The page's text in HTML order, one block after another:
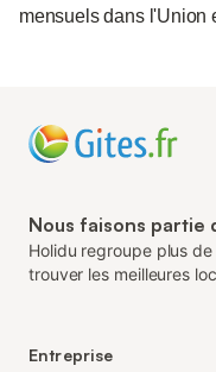
mensuels dans l'Union
Nous faisons partie
Holidu regroupe plus
trouver les meilleures
Entreprise